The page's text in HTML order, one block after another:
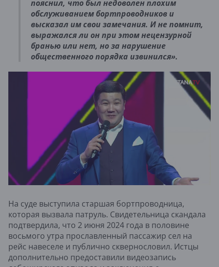
пояснил, что был недоволен плохим
обслуживанием бортпроводников и
высказал им свои замечания. И не помнит,
выражался ли он при этом нецензурной
бранью или нет, но за нарушение
общественного порядка извинился».
На суде выступила старшая бортпроводница,
которая вызвала патруль. Свидетельница скандала
подтвердила, что 2 июня 2024 года в половине
восьмого утра прославленный пассажир сел на
рейс навеселе и публично сквернословил. Истцы
дополнительно предоставили видеозапись